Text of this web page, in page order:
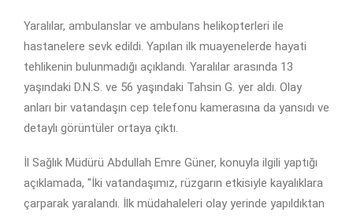
Yaralılar, ambulanslar ve ambulans helikopterleri ile
hastanelere sevk edildi. Yapılan ilk muayenelerde hayati
tehlikenin bulunmadığı açıklandı. Yaralılar arasında 13
yaşındaki D.N.S. ve 56 yaşındaki Tahsin G. yer aldı. Olay
anları bir vatandaşın cep telefonu kamerasına da yansıdı ve
detaylı görüntüler ortaya çıktı.
İl Sağlık Müdürü Abdullah Emre Güner, konuyla ilgili yaptığı
açıklamada, "İki vatandaşımız, rüzgarın etkisiyle kayalıklara
çarparak yaralandı. İlk müdahaleleri olay yerinde yapıldıktan